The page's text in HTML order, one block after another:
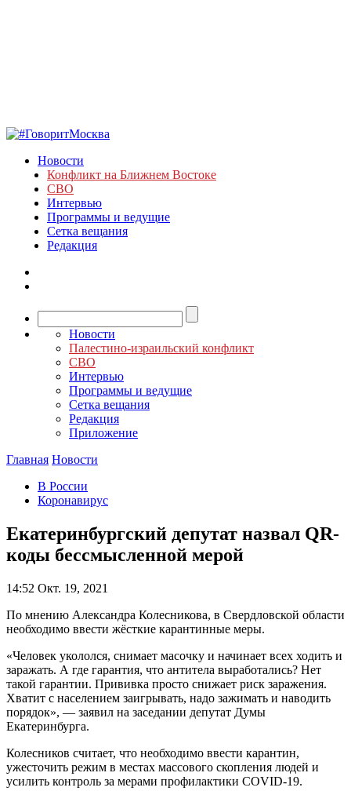
Новости
Конфликт на Ближнем Востоке
СВО
Интервью
Программы и ведущие
Сетка вещания
Редакция
Новости
Палестино-израильский конфликт
СВО
Интервью
Программы и ведущие
Сетка вещания
Редакция
Приложение
Главная Новости
В России
Коронавирус
Екатеринбургский депутат назвал QR-
коды бессмысленной мерой
14:52 Окт. 19, 2021
По мнению Александра Колесникова, в Свердловской области
необходимо ввести жёсткие карантинные меры.
«Человек укололся, снимает масочку и начинает всех ходить и
заражать. А где гарантия, что антитела выработались? Нет
такой гарантии. Прививка просто снижает риск заражения.
Хватит с населением заигрывать, надо зажимать и наводить
порядок», — заявил на заседании депутат Думы
Екатеринбурга.
Колесников считает, что необходимо ввести карантин,
ужесточить режим в местах массового скопления людей и
усилить контроль за мерами профилактики COVID-19.